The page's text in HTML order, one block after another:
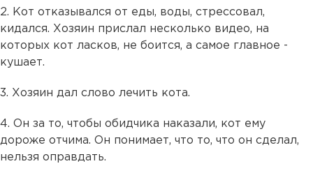
2. Кот отказывался от еды, воды, стрессовал,
кидался. Хозяин прислал несколько видео, на
которых кот ласков, не боится, а самое главное -
кушает.
3. Хозяин дал слово лечить кота.
4. Он за то, чтобы обидчика наказали, кот ему
дороже отчима. Он понимает, что то, что он сделал,
нельзя оправдать.